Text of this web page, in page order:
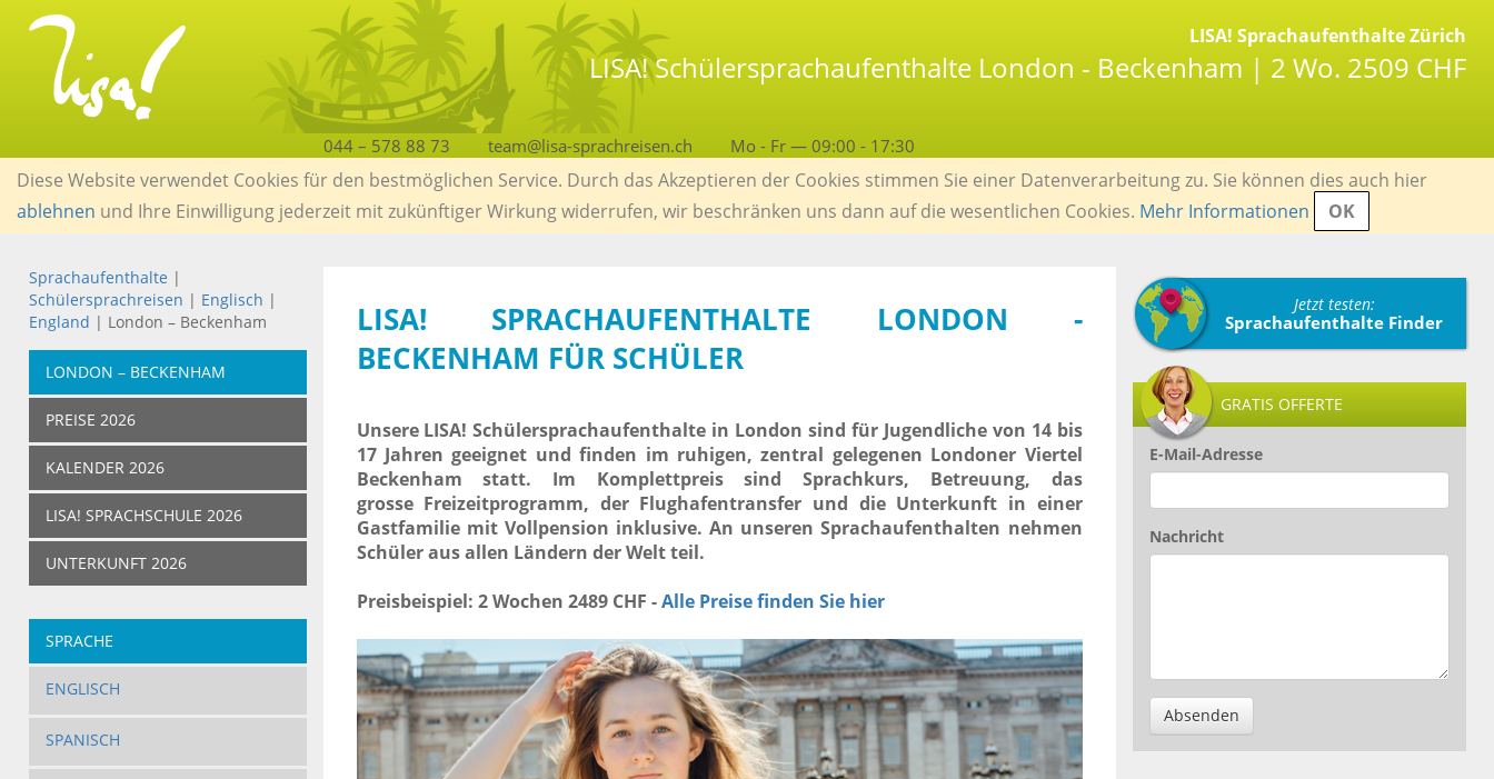
LISA! Sprachaufenthalte Zürich
LISA! Schülersprachaufenthalte London - Beckenham | 2 Wo. 2509 CHF
044 – 578 88 73 team@lisa-sprachreisen.ch Mo - Fr — 09:00 - 17:30
Diese Website verwendet Cookies für den bestmöglichen Service. Durch das Akzeptieren der Cookies stimmen Sie einer Datenverarbeitung zu. Sie können dies auch hier
ablehnen und Ihre Einwilligung jederzeit mit zukünftiger Wirkung widerrufen, wir beschränken uns dann auf die wesentlichen Cookies. Mehr Informationen OK
Sprachaufenthalte |
Schülersprachreisen | Englisch |
England | London – Beckenham
LONDON – BECKENHAM
PREISE 2026
KALENDER 2026
LISA! SPRACHSCHULE 2026
UNTERKUNFT 2026
SPRACHE
ENGLISCH
SPANISCH
LISA! SPRACHAUFENTHALTE LONDON -
BECKENHAM FÜR SCHÜLER
Unsere LISA! Schülersprachaufenthalte in London sind für Jugendliche von 14 bis
17 Jahren geeignet und finden im ruhigen, zentral gelegenen Londoner Viertel
Beckenham statt. Im Komplettpreis sind Sprachkurs, Betreuung, das
grosse Freizeitprogramm, der Flughafentransfer und die Unterkunft in einer
Gastfamilie mit Vollpension inklusive. An unseren Sprachaufenthalten nehmen
Schüler aus allen Ländern der Welt teil.
Preisbeispiel: 2 Wochen 2489 CHF -Alle Preise finden Sie hier
Jetzt testen:
Sprachaufenthalte Finder
GRATIS OFFERTE
E-Mail-Adresse
Nachricht
Absenden